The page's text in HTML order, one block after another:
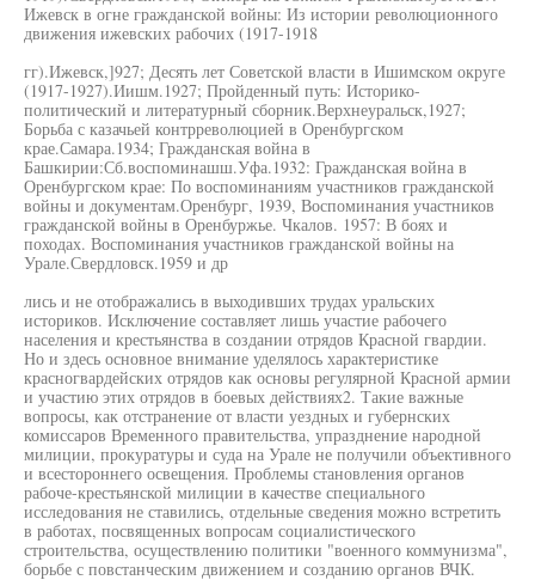
Ижевск в огне гражданской войны: Из истории революционного
движения ижевских рабочих (1917-1918
гг).Ижевск,]927; Десять лет Советской власти в Ишимском округе
(1917-1927).Иишм.1927; Пройденный путь: Историко-
политический и литературный сборник.Верхнеуральск,1927;
Борьба с казачьей контрреволюцией в Оренбургском
крае.Самара.1934; Гражданская война в
Башкирии:Сб.воспоминашш.Уфа.1932: Гражданская война в
Оренбургском крае: По воспоминаниям участников гражданской
войны и документам.Оренбург, 1939, Воспоминания участников
гражданской войны в Оренбуржье. Чкалов. 1957: В боях и
походах. Воспоминания участников гражданской войны на
Урале.Свердловск.1959 и др
лись и не отображались в выходивших трудах уральских
историков. Исключение составляет лишь участие рабочего
населения и крестьянства в создании отрядов Красной гвардии.
Но и здесь основное внимание уделялось характеристике
красногвардейских отрядов как основы регулярной Красной армии
и участию этих отрядов в боевых действиях2. Такие важные
вопросы, как отстранение от власти уездных и губернских
комиссаров Временного правительства, упразднение народной
милиции, прокуратуры и суда на Урале не получили объективного
и всестороннего освещения. Проблемы становления органов
рабоче-крестьянской милиции в качестве специального
исследования не ставились, отдельные сведения можно встретить
в работах, посвященных вопросам социалистического
строительства, осуществлению политики "военного коммунизма",
борьбе с повстанческим движением и созданию органов ВЧК.